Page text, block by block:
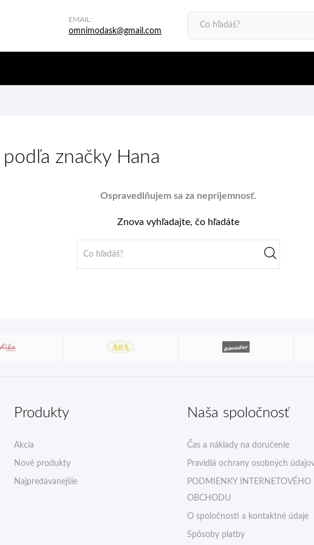
EMAIL:
omnimodask@gmail.com
značky Hana
Ospravedlňujem sa za nepríjemnosť.
Znova vyhľadajte, čo hľadáte
Produkty
Akcia
Nové produkty
Najpredávanejšie
Naša spoločnosť
Čas a náklady na doručenie
Pravidlá ochrany osobných
PODMIENKY INTERNETOVÉHO
OBCHODU
O spoločnosti a kontaktné údaje
Spôsoby platby